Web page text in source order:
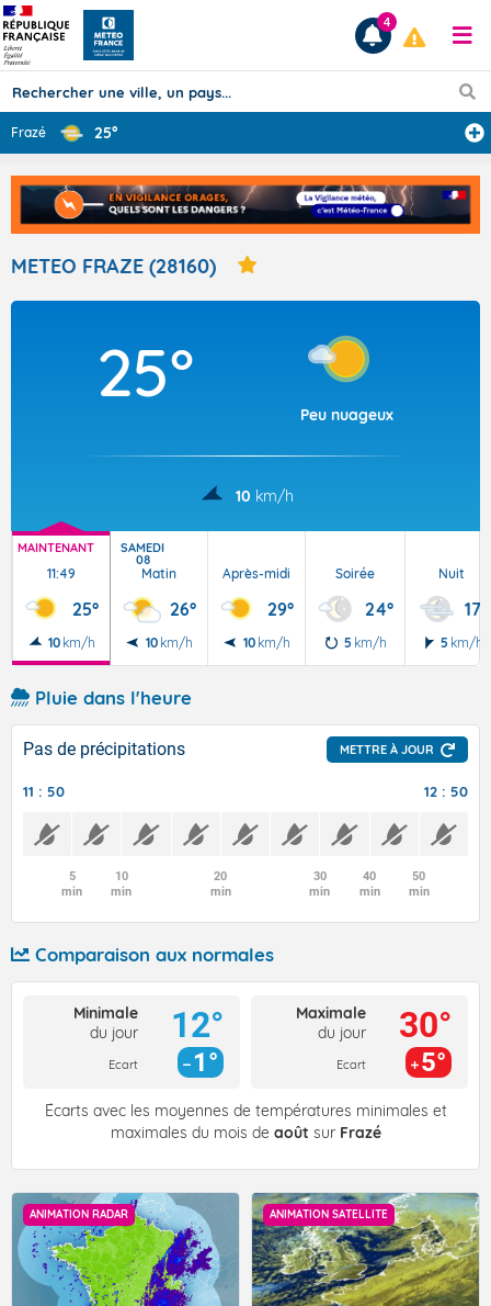
Prévisions
TOUS LES RÉSULTATS
Articles
4
Frazé 25°
METEO FRAZE (28160)
25°
Peu nuageux
10 km/h
MAINTENANT
11:49
25°
10 km/h
SAMEDI
08
Matin
26°
10 km/h
Après-midi
29°
10 km/h
Soirée
24°
5 km/h
Nuit
17°
5 km/h
Pluie dans l'heure
Pas de précipitations METTRE À JOUR
11 : 50 12 : 50
5
min
10
min
20
min
30
min
40
min
50
min
Comparaison aux normales
Minimale
du jour
Ecart
12°
1°
Maximale
du jour
Ecart
30°
5°
Écarts avec les moyennes de températures minimales et
maximales du mois de août sur Frazé
ANIMATION RADAR ANIMATION SATELLITE